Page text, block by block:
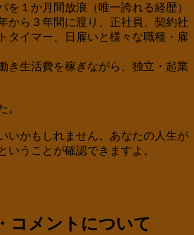
を１か月間放浪（唯一誇れる経歴）
から３年間に渡り、正社員、契約社
タイマー、日雇いと様々な職種・雇
き生活費を稼ぎながら、独立・起業
。
いかもしれません。あなたの人生が
いうことが確認できますよ。
コメントについて